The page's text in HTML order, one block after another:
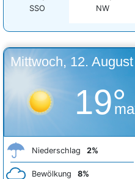
SSO
NW
Mittwoch, 12. August
19°
Niederschlag 2%
Bewölkung 8%